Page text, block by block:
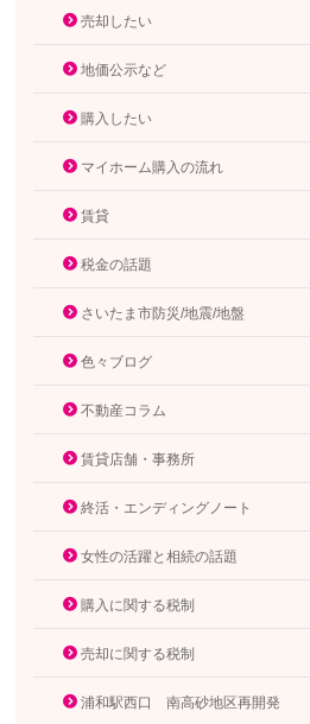
売却したい
地価公示など
購入したい
マイホーム購入の流れ
賃貸
税金の話題
さいたま市防災/地震/地盤
色々ブログ
不動産コラム
賃貸店舗・事務所
終活・エンディングノート
女性の活躍と相続の話題
購入に関する税制
売却に関する税制
浦和駅西口 南高砂地区再開発